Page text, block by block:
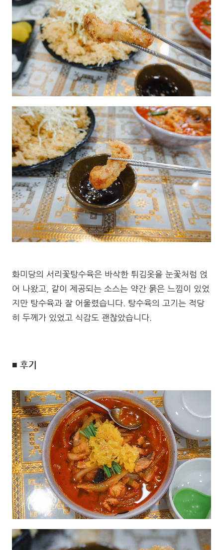
화미당의 서리꽃탕수육은 바삭한 튀김옷을 눈꽃처럼 얹
어 나왔고, 같이 제공되는 소스는 약간 묽은 느낌이 있었
지만 탕수육과 잘 어울렸습니다. 탕수육의 고기는 적당
히 두께가 있었고 식감도 괜찮았습니다.
■ 후기